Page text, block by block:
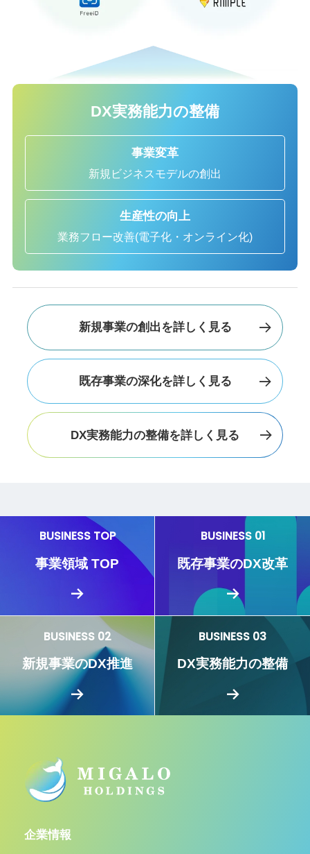
DX実務能力の整備
事業変革
新規ビジネスモデルの創出
生産性の向上
業務フロー改善(電子化・オンライン化)
新規事業の創出を詳しく見る
既存事業の深化を詳しく見る
DX実務能力の整備を詳しく見る
BUSINESS TOP
事業領域 TOP
BUSINESS 01
既存事業のDX改革
BUSINESS 02
新規事業のDX推進
BUSINESS 03
DX実務能力の整備
企業情報